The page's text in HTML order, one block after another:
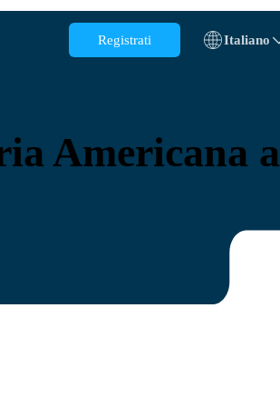
Registrati Italiano
Cile Cina
Americana a